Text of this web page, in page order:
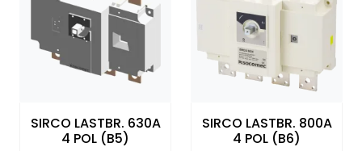
SIRCO LASTBR. 630A
4 POL (B5)
SIRCO LASTBR. 800A
4 POL (B6)